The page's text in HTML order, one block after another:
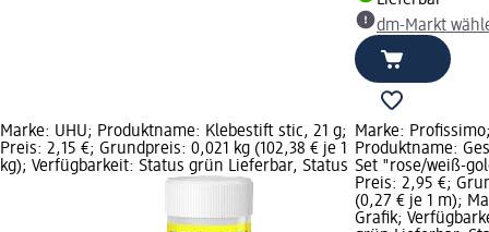
dm-Markt
Marke: UHU; Produktname: Klebestift stic, 21 g;
Preis: 2,15 €; Grundpreis: 0,021 kg (102,38 € je 1
kg); Verfügbarkeit: Status grün Lieferbar, Status
Marke:
Produktname:
Set "rose/weiß-
Preis: 2,95 €;
(0,27 € je 1 m);
Grafik;